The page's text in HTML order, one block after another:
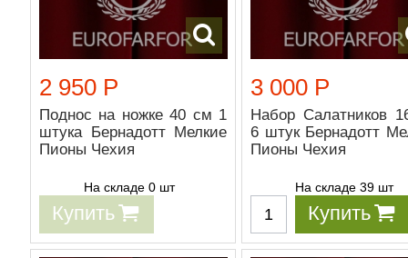
2 950 Р
Поднос на ножке 40 см 1
штука Бернадотт Мелкие
Пионы Чехия
На складе 0 шт
Купить
3 000 Р
Набор Салатников
6 штук Бернадотт
Пионы Чехия
На складе 39 шт
Купить